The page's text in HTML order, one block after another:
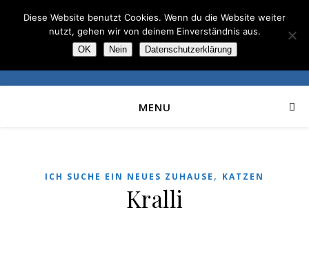
MENU
ICH SUCHE EIN NEUES ZUHAUSE , KATZEN
Kralli
Diese Website benutzt Cookies. Wenn du die Website weiter
nutzt, gehen wir von deinem Einverständnis aus.
OK Nein Datenschutzerklärung